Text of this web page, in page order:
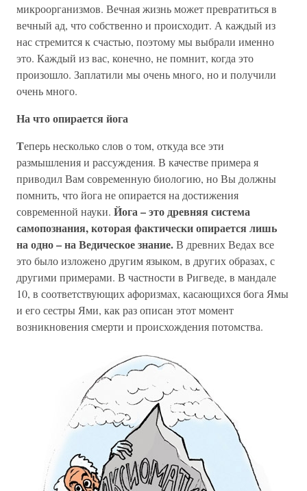
микроорганизмов. Вечная жизнь может превратиться в
вечный ад, что собственно и происходит. А каждый из
нас стремится к счастью, поэтому мы выбрали именно
это. Каждый из вас, конечно, не помнит, когда это
произошло. Заплатили мы очень много, но и получили
очень много.
На что опирается йога
Теперь несколько слов о том, откуда все эти
размышления и рассуждения. В качестве примера я
приводил Вам современную биологию, но Вы должны
помнить, что йога не опирается на достижения
современной науки. Йога – это древняя система
самопознания, которая фактически опирается лишь
на одно – на Ведическое знание.В древних Ведах все
это было изложено другим языком, в других образах, с
другими примерами. В частности в Ригведе, в мандале
10, в соответствующих афоризмах, касающихся бога Ямы
и его сестры Ями, как раз описан этот момент
возникновения смерти и происхождения потомства.